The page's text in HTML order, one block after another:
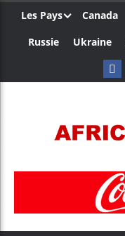
Les Pays Canada
Russie
Ukraine